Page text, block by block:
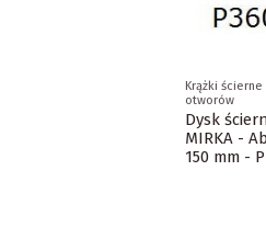
Krążki
otworów
Dysk
MIRKA -
150 mm -